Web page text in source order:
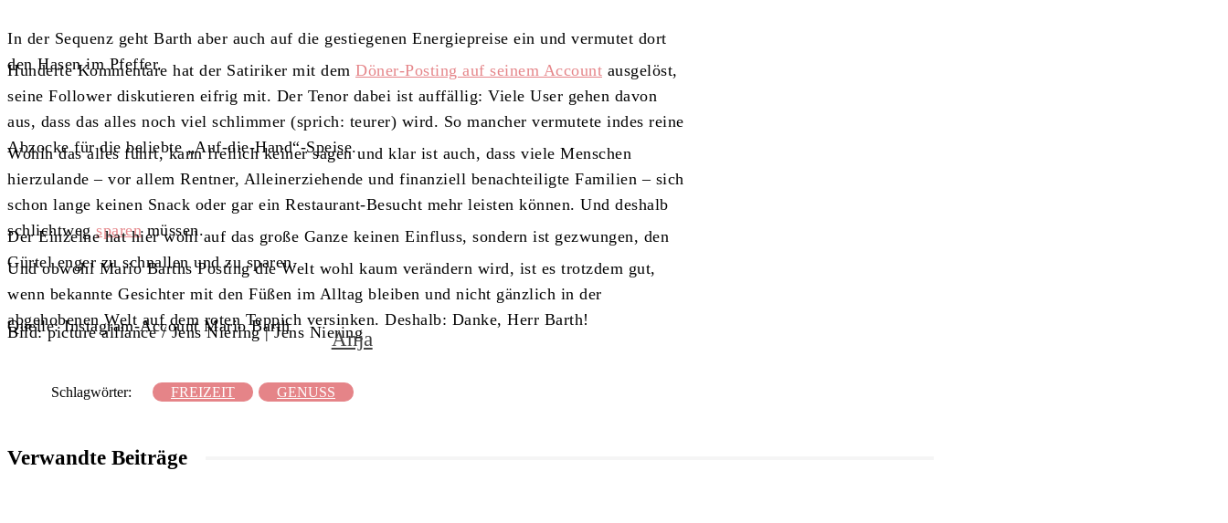
In der Sequenz geht Barth aber auch auf die gestiegenen Energiepreise ein und vermutet dort
den Hasen im Pfeffer.
Hunderte Kommentare hat der Satiriker mit dem Döner-Posting auf seinem Account ausgelöst,
seine Follower diskutieren eifrig mit. Der Tenor dabei ist auffällig: Viele User gehen davon
aus, dass das alles noch viel schlimmer (sprich: teurer) wird. So mancher vermutete indes reine
Abzocke für die beliebte „Auf-die-Hand“-Speise.
Wohin das alles führt, kann freilich keiner sagen und klar ist auch, dass viele Menschen
hierzulande – vor allem Rentner, Alleinerziehende und finanziell benachteiligte Familien – sich
schon lange keinen Snack oder gar ein Restaurant-Besucht mehr leisten können. Und deshalb
schlichtwegsparenmüssen.
Der Einzelne hat hier wohl auf das große Ganze keinen Einfluss, sondern ist gezwungen, den
Gürtel enger zu schnallen und zu sparen.
Und obwohl Mario Barths Posting die Welt wohl kaum verändern wird, ist es trotzdem gut,
wenn bekannte Gesichter mit den Füßen im Alltag bleiben und nicht gänzlich in der
abgehobenen Welt auf dem roten Teppich versinken. Deshalb: Danke, Herr Barth!
Quelle: Instagram-Account Mario Barth
Bild: picture alliance / Jens Niering | Jens Niering
Anja
Schlagwörter: FREIZEIT GENUSS
Verwandte Beiträge